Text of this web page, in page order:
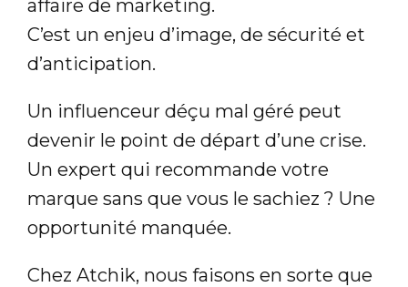
affaire de marketing.
C’est un enjeu d’image, de sécurité et
d’anticipation.
Un influenceur déçu mal géré peut
devenir le point de départ d’une crise.
Un expert qui recommande votre
marque sans que vous le sachiez ? Une
opportunité manquée.
Chez Atchik, nous faisons en sorte que